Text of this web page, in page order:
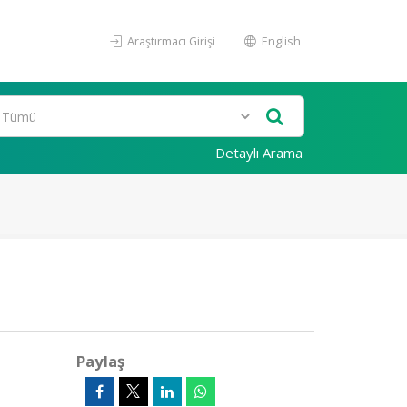
Araştırmacı Girişi English
Detaylı Arama
Paylaş